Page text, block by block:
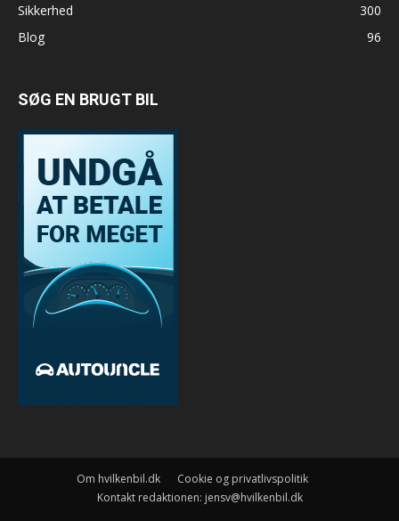
Sikkerhed
300
Blog
96
SØG EN BRUGT BIL
Om hvilkenbil.dk
Cookie og privatlivspolitik
Kontakt redaktionen: jensv@hvilkenbil.dk